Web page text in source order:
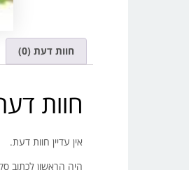
חוות דעת (0)
חוות
אין עדיין חוות דעת.
היה הראשון לכתוב